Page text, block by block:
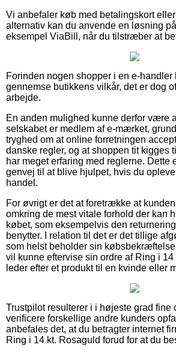
Vi anbefaler køb med betalingskort
alternativ kan du anvende en løsning
eksempel ViaBill, når du tilstræber at
Forinden nogen shopper i en e-handler
gennemse butikkens vilkår, det er dog
arbejde.
En anden mulighed kunne derfor være
selskabet er medlem af e-mærket,
tryghed om at online forretningen
danske regler, og at shoppen tit kigges
har meget erfaring med reglerne. Dette
genvej til at blive hjulpet, hvis du
handel.
For øvrigt er det at foretrække at
omkring de mest vitale forhold der kan
købet, som eksempelvis den
benytter. I relation til det er det tillige
som helst beholder sin
vil kunne eftervise sin ordre af Ring i
leder efter et produkt til en kvinde eller
Trustpilot resulterer i i højeste grad fine
verificere forskellige andre kunders
anbefales det, at du betragter internet
Ring i 14 kt. Rosaguld forud for at du